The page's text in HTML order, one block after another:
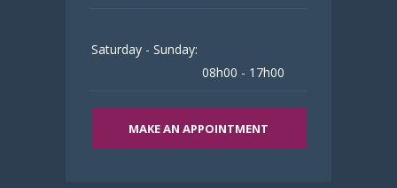
Saturday - Sunday:
08h00 - 17h00
MAKE AN APPOINTMENT